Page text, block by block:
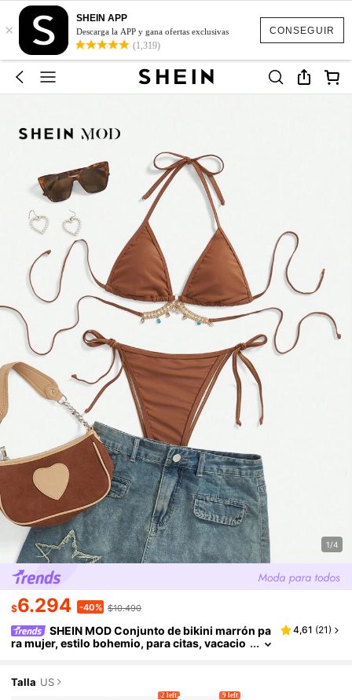
CONSEGUIR
×
SHEIN APP
Descarga la APP y gana ofertas exclusivas
(1,319)
1/4
$6.294 -40% $10.490
SHEIN MOD Conjunto de bikini marrón pa
ra mujer, estilo bohemio, para citas, vacacio
4,61 (21)
Talla US
2 left 9 left